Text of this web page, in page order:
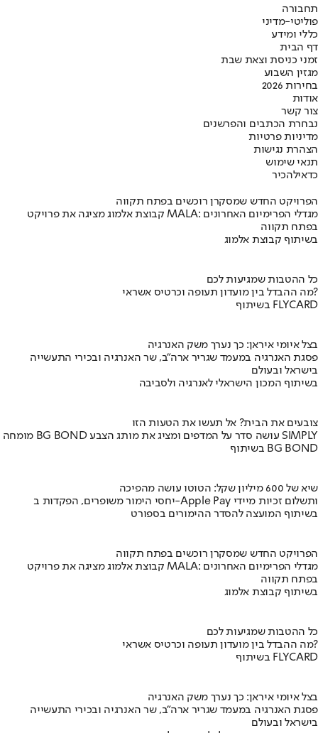
תחבורה
פוליטי-מדיני
כללי ומידע
דף הבית
זמני כניסת וצאת שבת
מגזין השבוע
בחירות 2026
אודות
צור קשר
נבחרת הכתבים והפרשנים
מדיניות פרטיות
הצהרת נגישות
תנאי שימוש
כדאילהכיר
הפרויקט החדש שמסקרן רוכשים בפתח תקווה
קבוצת אלמוג מציגה את פרויקט MALA: מגדלי הפרימיום האחרונים
בפתח תקווה
בשיתוף קבוצת אלמוג
כל ההטבות שמגיעות לכם
מה ההבדל בין מועדון תעופה וכרטיס אשראי?
בשיתוף FLYCARD
בצל איומי איראן: כך נערך משק האנרגיה
פסגת האנרגיה במעמד שגריר ארה"ב, שר האנרגיה ובכירי התעשייה
בישראל ובעולם
בשיתוף המכון הישראלי לאנרגיה ולסביבה
צובעים את הבית? אל תעשו את הטעות הזו
מומחה BG BOND עושה סדר על המדפים ומציג את מותג הצבע SIMPLY
בשיתוף BG BOND
שיא של 600 מיליון שקל: הטוטו עושה מהפיכה
יחסי הימור משופרים, הפקדות ב-Apple Pay ותשלום זכיות מיידי
בשיתוף המועצה להסדר ההימורים בספורט
הפרויקט החדש שמסקרן רוכשים בפתח תקווה
קבוצת אלמוג מציגה את פרויקט MALA: מגדלי הפרימיום האחרונים
בפתח תקווה
בשיתוף קבוצת אלמוג
כל ההטבות שמגיעות לכם
מה ההבדל בין מועדון תעופה וכרטיס אשראי?
בשיתוף FLYCARD
בצל איומי איראן: כך נערך משק האנרגיה
פסגת האנרגיה במעמד שגריר ארה"ב, שר האנרגיה ובכירי התעשייה
בישראל ובעולם